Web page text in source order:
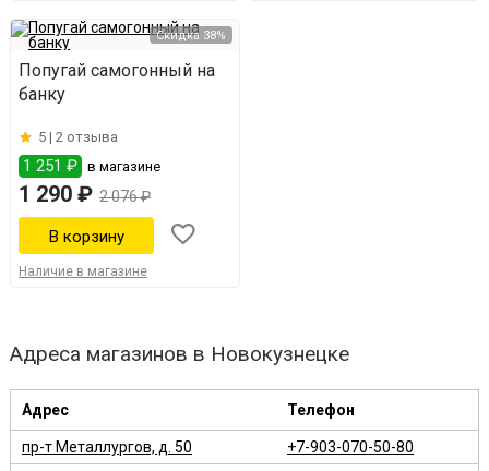
Скидка 38%
Попугай самогонный на
банку
5 | 2 отзыва
1 251 ₽ в магазине
1 290 ₽ 2 076 ₽
Наличие в магазине
Адреса магазинов в Новокузнецке
Адрес Телефон
пр-т Металлургов, д. 50
+7-903-070-50-80